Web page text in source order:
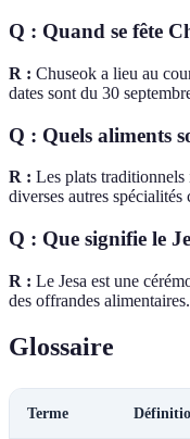
Q : Quand se fête
R : Chuseok a lieu au
dates sont du 30
Q : Quels aliments
R : Les plats
diverses autres spécialités
Q : Que signifie le
R : Le Jesa est une
des offrandes alimentaires.
Glossaire
Terme